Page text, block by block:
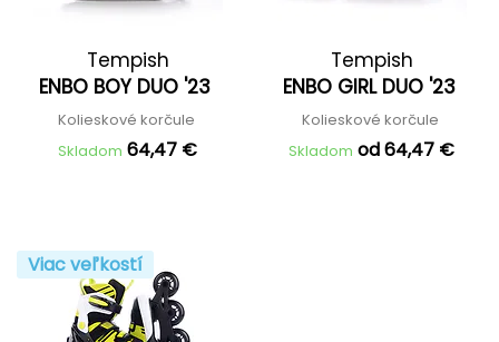
Tempish
ENBO BOY DUO '23
Kolieskové korčule
Skladom 64,47 €
Tempish
ENBO GIRL DUO '23
Kolieskové korčule
Skladom od 64,47 €
Viac veľkostí